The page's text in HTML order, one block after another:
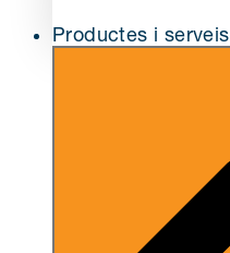
Productes i serveis